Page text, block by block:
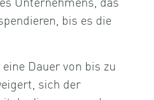
bis es die
Dauer von bis zu
sich der